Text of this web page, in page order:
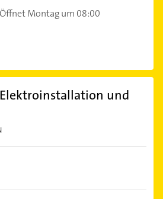
Öffnet Montag um 08:00
und